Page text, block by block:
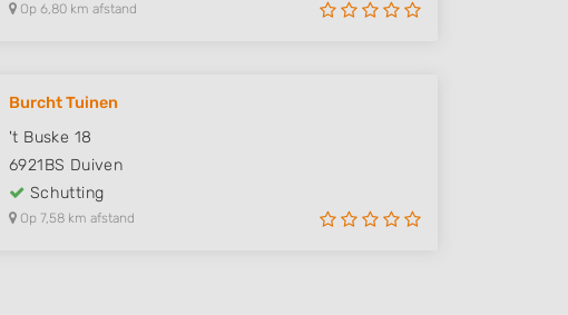
Op 6,80 km afstand
Burcht Tuinen
't Buske 18
6921BS Duiven
Schutting
Op 7,58 km afstand